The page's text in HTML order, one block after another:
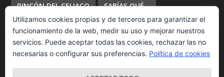
RINCÓN DEL CELIACO SABÍAS QUÉ...
TUS EVENTOS
Utilizamos cookies propias y de terceros para garantizar el
funcionamiento de la web, medir su uso y mejorar nuestros
servicios. Puede aceptar todas las cookies, rechazar las no
necesarias o configurar sus preferencias. Política de cookies